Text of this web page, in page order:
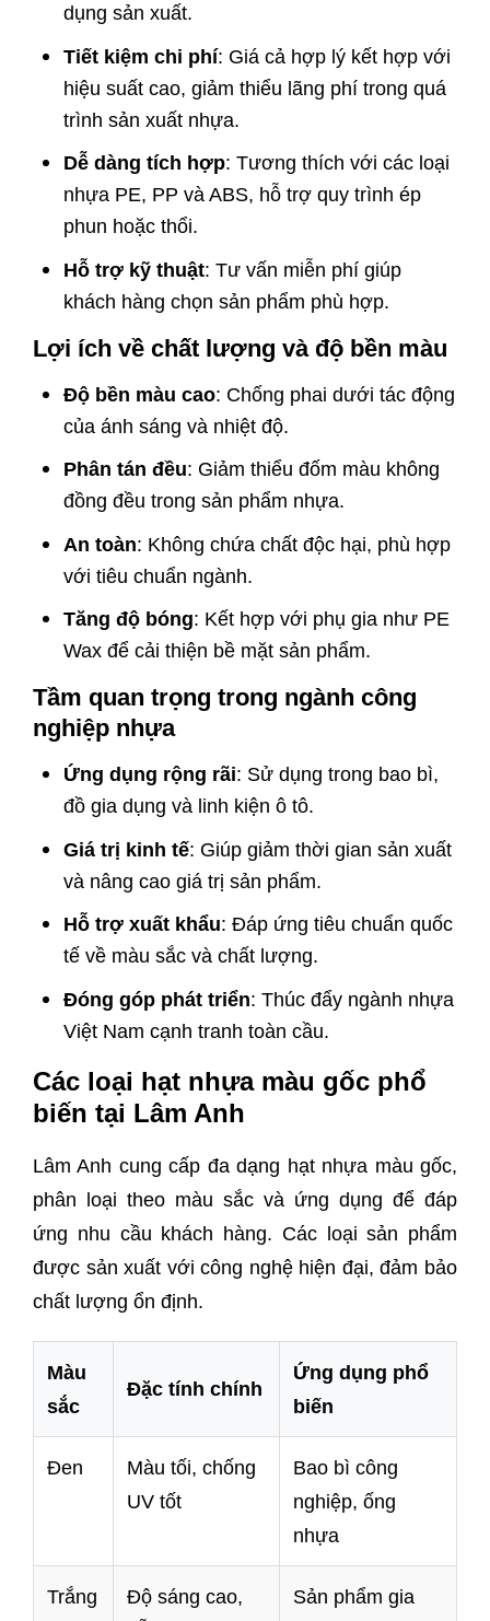
dụng sản xuất.
Tiết kiệm chi phí: Giá cả hợp lý kết hợp với
hiệu suất cao, giảm thiểu lãng phí trong quá
trình sản xuất nhựa.
Dễ dàng tích hợp: Tương thích với các loại
nhựa PE, PP và ABS, hỗ trợ quy trình ép
phun hoặc thổi.
Hỗ trợ kỹ thuật: Tư vấn miễn phí giúp
khách hàng chọn sản phẩm phù hợp.
Lợi ích về chất lượng và độ bền màu
Độ bền màu cao: Chống phai dưới tác động
của ánh sáng và nhiệt độ.
Phân tán đều: Giảm thiểu đốm màu không
đồng đều trong sản phẩm nhựa.
An toàn: Không chứa chất độc hại, phù hợp
với tiêu chuẩn ngành.
Tăng độ bóng: Kết hợp với phụ gia như PE
Wax để cải thiện bề mặt sản phẩm.
Tầm quan trọng trong ngành công
nghiệp nhựa
Ứng dụng rộng rãi: Sử dụng trong bao bì,
đồ gia dụng và linh kiện ô tô.
Giá trị kinh tế: Giúp giảm thời gian sản xuất
và nâng cao giá trị sản phẩm.
Hỗ trợ xuất khẩu: Đáp ứng tiêu chuẩn quốc
tế về màu sắc và chất lượng.
Đóng góp phát triển: Thúc đẩy ngành nhựa
Việt Nam cạnh tranh toàn cầu.
Các loại hạt nhựa màu gốc phổ
biến tại Lâm Anh
Lâm Anh cung cấp đa dạng hạt nhựa màu gốc,
phân loại theo màu sắc và ứng dụng để đáp
ứng nhu cầu khách hàng. Các loại sản phẩm
được sản xuất với công nghệ hiện đại, đảm bảo
chất lượng ổn định.
Màu
sắc
Đặc tính chính
Ứng dụng phổ
biến
Đen
Màu tối, chống
UV tốt
Bao bì công
nghiệp, ống
nhựa
Trắng
Độ sáng cao,
Sản phẩm gia